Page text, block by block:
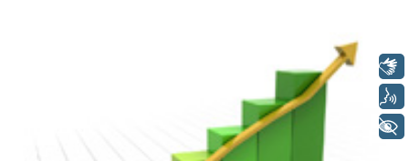
Libras
+ Acessibilidade